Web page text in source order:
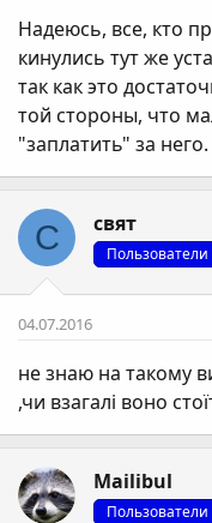
Надеюсь, все, кто
кинулись тут же
так как это
той стороны, что
"заплатить" за него.
С свят
Пользователи
04.07.2016
не знаю на такому
,чи взагалі воно
Mailibul
Пользователи